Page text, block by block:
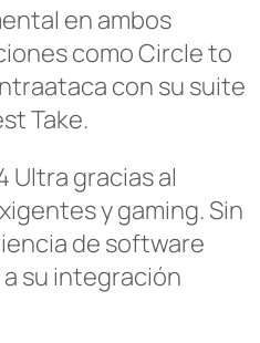
en ambos
como Circle to
con su suite
Take.
Ultra gracias al
y gaming. Sin
de software
su integración